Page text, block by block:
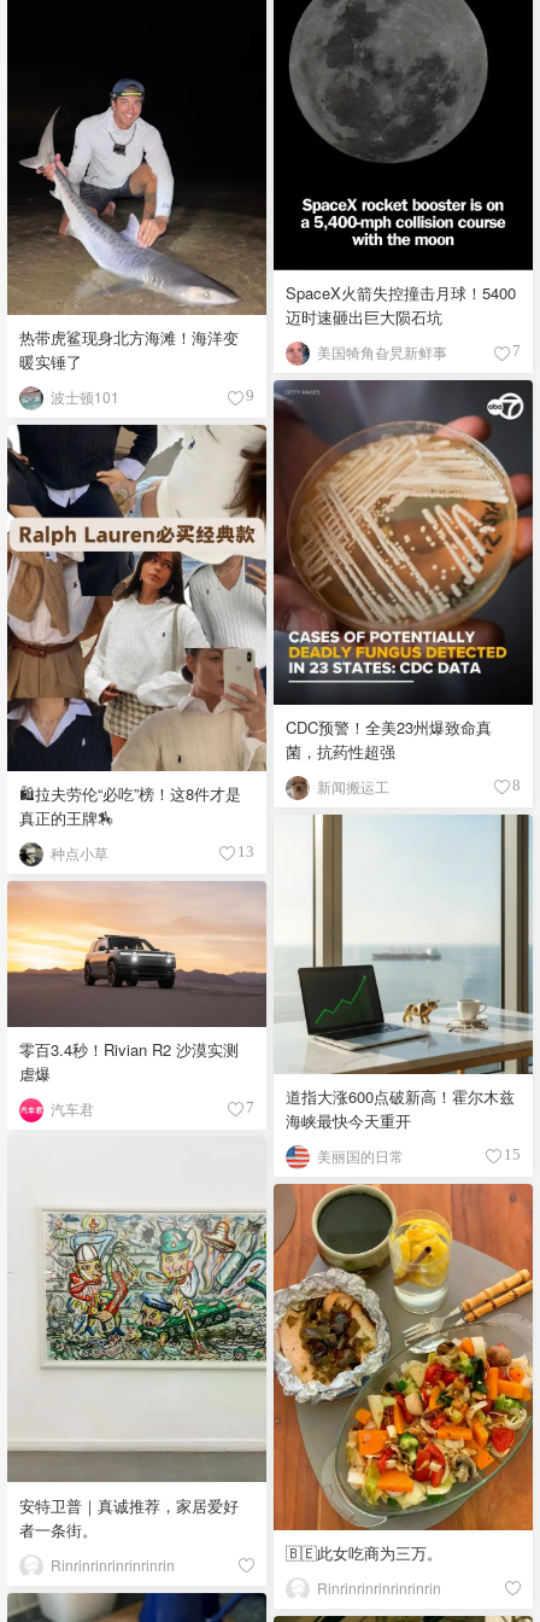
热带虎鲨现身北方海滩！海洋变
暖实锤了
波士顿101 9
SpaceX火箭失控撞击月球！5400
迈时速砸出巨大陨石坑
美国犄角旮旯新鲜事 7
CDC预警！全美23州爆致命真
菌，抗药性超强
新闻搬运工 8
🛍️拉夫劳伦“必吃”榜！这8件才是
真正的王牌🏇
种点小草 13
道指大涨600点破新高！霍尔木兹
海峡最快今天重开
美丽国的日常 15
零百3.4秒！Rivian R2 沙漠实测
虐爆
汽车君 7
安特卫普｜真诚推荐，家居爱好
者一条街。
Rinrinrinrinrinrinrin
🇧🇪此女吃商为三万。
Rinrinrinrinrinrinrin